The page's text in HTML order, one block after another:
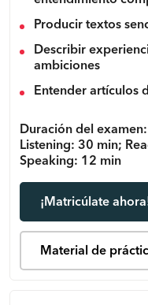
Producir textos
Describir
ambiciones
Entender artículos
Duración del examen:
Listening: 30 min;
Speaking: 12 min
¡Matricúlate
Material de